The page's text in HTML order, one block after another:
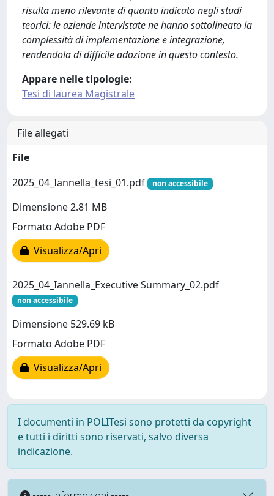
risulta meno rilevante di quanto indicato negli studi
teorici: le aziende intervistate ne hanno sottolineato la
complessità di implementazione e integrazione,
rendendola di difficile adozione in questo contesto.
Appare nelle tipologie:
Tesi di laurea Magistrale
File allegati
File
2025_04_Iannella_tesi_01.pdf
non accessibile
Dimensione 2.81 MB
Formato Adobe PDF
Visualizza/Apri
2025_04_Iannella_Executive Summary_02.pdf
non accessibile
Dimensione 529.69 kB
Formato Adobe PDF
Visualizza/Apri
I documenti in POLITesi sono protetti da copyright
e tutti i diritti sono riservati, salvo diversa
indicazione.